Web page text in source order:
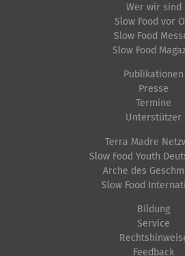
Wer wir sind
Slow Food vor
Slow Food
Slow Food
Publikationen
Presse
Termine
Unterstützer
Terra Madre
Slow Food Youth
Arche des
Slow Food
Bildung
Service
Feedback